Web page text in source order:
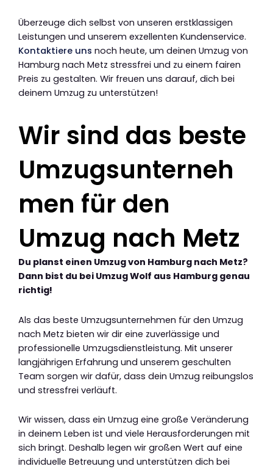
Überzeuge dich selbst von unseren erstklassigen
Leistungen und unserem exzellenten Kundenservice.
Kontaktiere uns noch heute, um deinen Umzug von
Hamburg nach Metz stressfrei und zu einem fairen
Preis zu gestalten. Wir freuen uns darauf, dich bei
deinem Umzug zu unterstützen!
Wir sind das beste
Umzugsunterneh
men für den
Umzug nach Metz
Du planst einen Umzug von Hamburg nach Metz?
Dann bist du bei Umzug Wolf aus Hamburg genau
richtig!
Als das beste Umzugsunternehmen für den Umzug
nach Metz bieten wir dir eine zuverlässige und
professionelle Umzugsdienstleistung. Mit unserer
langjährigen Erfahrung und unserem geschulten
Team sorgen wir dafür, dass dein Umzug reibungslos
und stressfrei verläuft.
Wir wissen, dass ein Umzug eine große Veränderung
in deinem Leben ist und viele Herausforderungen mit
sich bringt. Deshalb legen wir großen Wert auf eine
individuelle Betreuung und unterstützen dich bei